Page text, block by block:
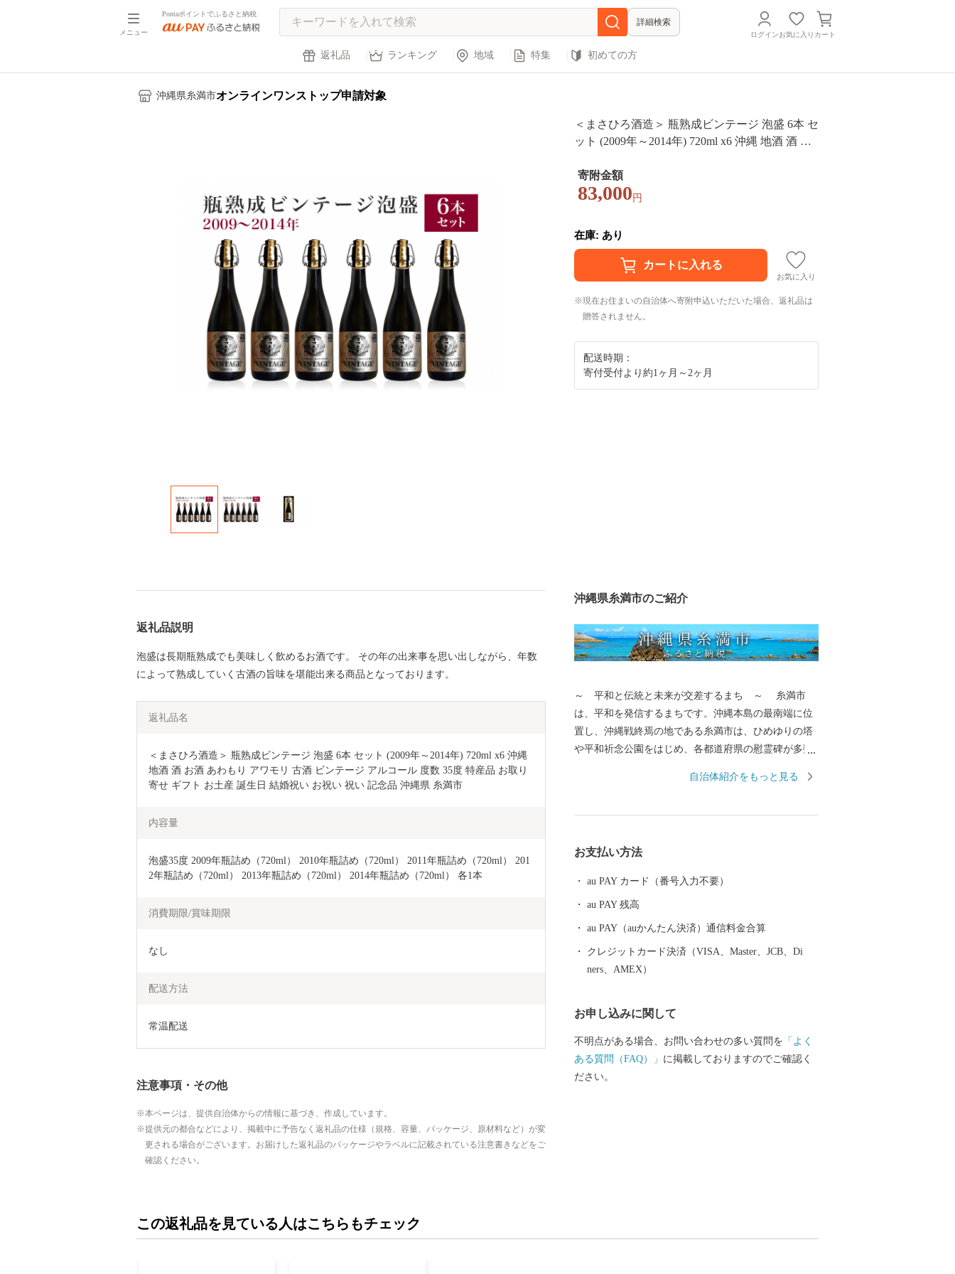
メニュー
Pontaポイントでふるさと納税
詳細検索
ログインお気に入り カート
返礼品 ランキング 地域 特集 初めての方
沖縄県糸満市オンラインワンストップ申請対象
＜まさひろ酒造＞ 瓶熟成ビンテージ 泡盛 6本 セ
ット (2009年～2014年) 720ml x6 沖縄 地酒 酒 お
ル 度数 35度 特産品 お取り寄せ ギフト お土産
誕生日 結婚祝い お祝い 祝い 記念品 沖縄県 糸満
寄附金額
83,000 円
在庫: あり
お気に入り
現在お住まいの自治体へ寄附申込いただいた場合、返礼品は
贈答されません。
配送時期：
寄付受付より約1ヶ月～2ヶ月
返礼品説明
泡盛は長期瓶熟成でも美味しく飲めるお酒です。 その年の出来事を思い出しながら、年数
によって熟成していく古酒の旨味を堪能出来る商品となっております。
返礼品名
＜まさひろ酒造＞ 瓶熟成ビンテージ 泡盛 6本 セット (2009年～2014年) 720ml x6 沖縄
地酒 酒 お酒 あわもり アワモリ 古酒 ビンテージ アルコール 度数 35度 特産品 お取り
寄せ ギフト お土産 誕生日 結婚祝い お祝い 祝い 記念品 沖縄県 糸満市
内容量
泡盛35度 2009年瓶詰め（720ml） 2010年瓶詰め（720ml） 2011年瓶詰め（720ml） 201
2年瓶詰め（720ml） 2013年瓶詰め（720ml） 2014年瓶詰め（720ml） 各1本
消費期限/賞味期限
なし
配送方法
常温配送
注意事項・その他
本ページは、提供自治体からの情報に基づき、作成しています。
提供元の都合などにより、掲載中に予告なく返礼品の仕様（規格、容量、パッケージ、原材料など）が変
更される場合がございます。お届けした返礼品のパッケージやラベルに記載されている注意書きなどをご
確認ください。
沖縄県糸満市のご紹介
～ 平和と伝統と未来が交差するまち ～ 糸満市
は、平和を発信するまちです。沖縄本島の最南端に位
置し、沖縄戦終焉の地である糸満市は、ひめゆりの塔
や平和祈念公園をはじめ、各都道府県の慰霊碑が多数
ちで、修学旅行など平和学習の場となっています。
しい旧暦文化と古い佇まいが色濃く残るまちです。
興住宅街が形成され、最近は大型ホテルの進出もあ
り、観光にも力を入れています。新たに国道331号の4
車線開通により、那覇空港との時間距離が15分～20分
に糸満市は、平和と伝統と未来が交差する発展の可能
自治体紹介をもっと見る
お支払い方法
au PAY カード（番号入力不要）
au PAY 残高
au PAY（auかんたん決済）通信料金合算
クレジットカード決済（VISA、Master、JCB、Di
ners、AMEX）
お申し込みに関して
不明点がある場合、お問い合わせの多い質問を 「よく
ある質問（FAQ）」 に掲載しておりますのでご確認く
ださい。
この返礼品を見ている人はこちらもチェック